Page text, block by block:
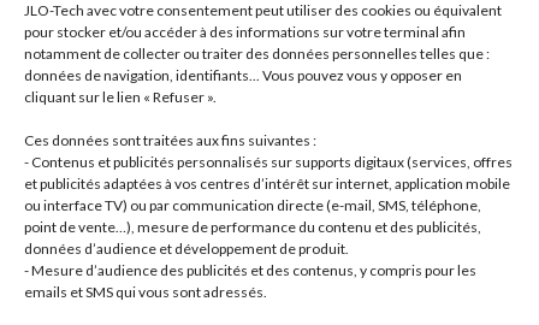
JLO-Tech avec votre consentement peut utiliser des cookies ou équivalent
pour stocker et/ou accéder à des informations sur votre terminal afin
notamment de collecter ou traiter des données personnelles telles que :
données de navigation, identifiants... Vous pouvez vous y opposer en
cliquant sur le lien « Refuser ».
Ces données sont traitées aux fins suivantes :
- Contenus et publicités personnalisés sur supports digitaux (services, offres
et publicités adaptées à vos centres d’intérêt sur internet, application mobile
ou interface TV) ou par communication directe (e-mail, SMS, téléphone,
point de vente…), mesure de performance du contenu et des publicités,
données d’audience et développement de produit.
- Mesure d’audience des publicités et des contenus, y compris pour les
emails et SMS qui vous sont adressés.
produits
Pistons, segments / Pistons, rings 3
produits
- Roulements / Bearings 22
produits
Transmission primaire / Primary transmission 11
Transmission secondaire / Secondary transmission
produits
Visserie / Bolts and nuts 88
produits
Litterature / Books 1111
produits
Autres modèles, Divers / Others models, Misc. 3737
produits
Dell'Orto 4242
produits
Brembo 19
produits
Motos complètes 2222